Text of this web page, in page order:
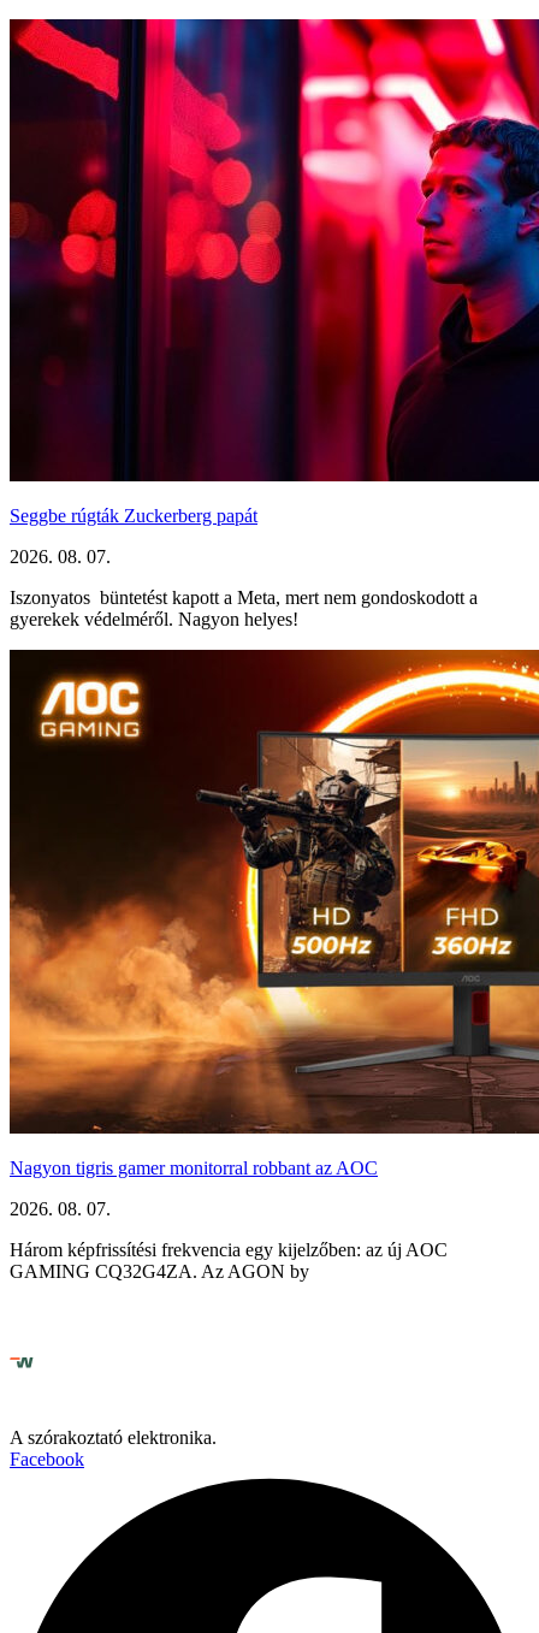
Seggbe rúgták Zuckerberg papát
2026. 08. 07.
Iszonyatos büntetést kapott a Meta, mert nem gondoskodott a
gyerekek védelméről. Nagyon helyes!
Nagyon tigris gamer monitorral robbant az AOC
2026. 08. 07.
Három képfrissítési frekvencia egy kijelzőben: az új AOC
GAMING CQ32G4ZA. Az AGON by
A szórakoztató elektronika.
Facebook